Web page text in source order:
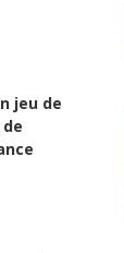
jeu de